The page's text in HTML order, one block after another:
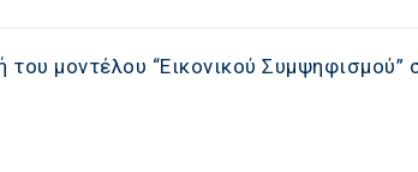
μοντέλου “Εικονικού Συμψηφισμού”